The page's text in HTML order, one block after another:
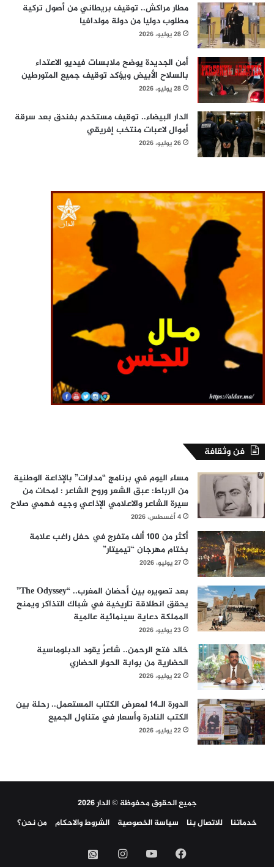
مطار مراكش.. توقيف بريطاني من أصول تركية
مطلوب دوليا من دولة مولدافيا
28 يوليو، 2026
أمن الجديدة يوضح ملابسات فيديو الاعتداء
بالسلاح الأبيض ويؤكد توقيف جميع المتورطين
28 يوليو، 2026
الدار البيضاء.. توقيف مستخدم بفندق بعد سرقة
أموال لاعبات منتخب إفريقي
26 يوليو، 2026
فن وثقافة
مساء اليوم في برنامج “مدارات” بالإذاعة الوطنية
من الرباط: عبق الشعر وروح الشاعر : لمحات من
سيرة الشاعر والاعلامي الإذاعي وجيه فهمي صلاح
4 أغسطس، 2026
أكثر من 100 ألف متفرج في حفل راغب علامة
بختام مهرجان “تيميتار”
27 يوليو، 2026
بعد تصويره بين أحضان المغرب.. “The Odyssey”
يحقق انطلاقة تاريخية في شباك التذاكر ويمنح
المملكة دعاية سينمائية عالمية
23 يوليو، 2026
خالد فتح الرحمن.. شاعرٌ يقود الدبلوماسية
الحضارية من بوابة الحوار الحضاري
22 يوليو، 2026
الدورة الـ14 لمعرض الكتاب المستعمل.. رحلة بين
الكتب النادرة وأسعار في متناول الجميع
22 يوليو، 2026
جميع الحقوق محفوظة © الدار 2026
خدماتنا
للاتصال بنا سياسة الخصوصية الشروط والاحكام من نحن؟
فيسبوك‫YouTubeانستقرامواتساب